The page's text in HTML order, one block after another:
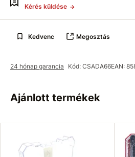
Kérés küldése
Kedvenc Megosztás
24 hónap garancia Kód: CSADA66EAN:
Ajánlott termékek